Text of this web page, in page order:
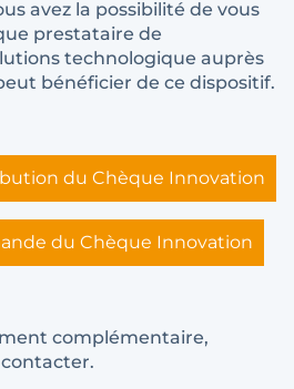
avez la possibilité de vous
prestataire de
technologique auprès
bénéficier de ce dispositif.
du Chèque Innovation
du Chèque Innovation
complémentaire,
contacter.